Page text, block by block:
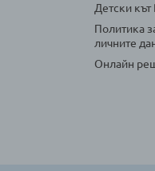
Детски кът
Политика
личните
Онлайн